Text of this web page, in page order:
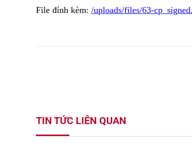
File đính kèm: /uploads/files/63-
TIN TỨC LIÊN QUAN